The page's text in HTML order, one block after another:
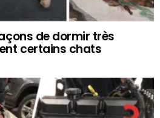
de dormir très
certains chats